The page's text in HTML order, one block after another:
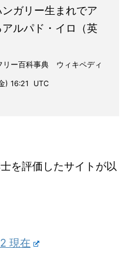
ガリー生まれでア
ルパド・イロ（英
リー百科事典 ウィキペディ
) 16:21 UTC
を評価したサイトが以
現在